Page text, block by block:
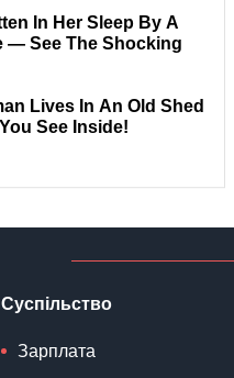
Суспільство
Зарплата